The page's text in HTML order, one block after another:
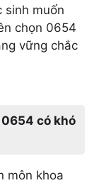
sinh muốn
chọn 0654
vững chắc
có khó
môn khoa